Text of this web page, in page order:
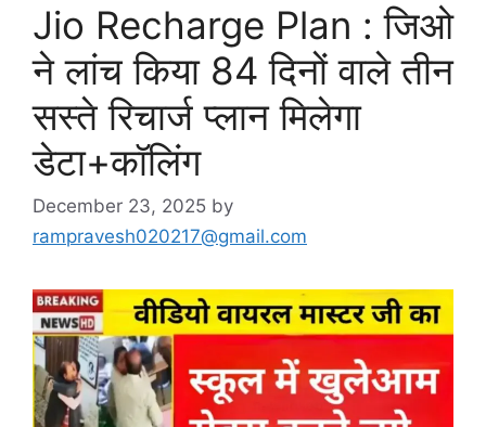
Jio Recharge Plan : जिओ
ने लांच किया 84 दिनों वाले तीन
सस्ते रिचार्ज प्लान मिलेगा
डेटा+कॉलिंग
December 23, 2025 by
rampravesh020217@gmail.com